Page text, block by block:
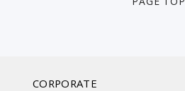
CORPORATE